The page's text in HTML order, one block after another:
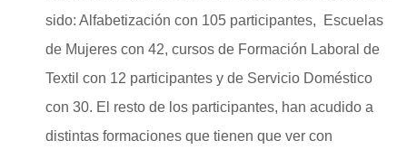
sido: Alfabetización con 105 participantes, Escuelas
de Mujeres con 42, cursos de Formación Laboral de
Textil con 12 participantes y de Servicio Doméstico
con 30. El resto de los participantes, han acudido a
distintas formaciones que tienen que ver con